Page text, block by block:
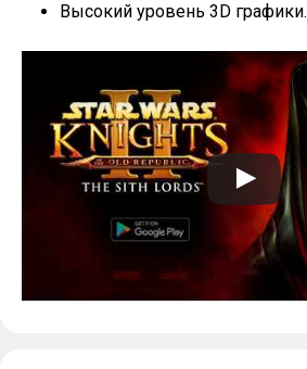
Высокий уровень 3D графики.